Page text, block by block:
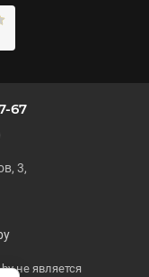
67
3,
не является